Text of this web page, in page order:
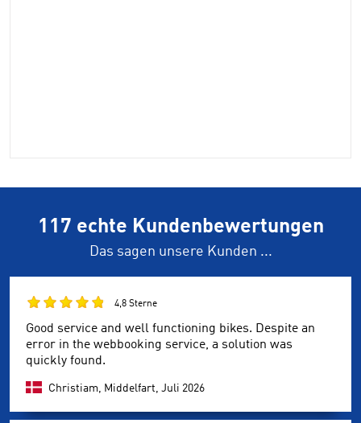
117 echte Kundenbewertungen
Das sagen unsere Kunden ...
4,8 Sterne
Good service and well functioning bikes. Despite an
error in the webbooking service, a solution was
quickly found.
Christiam, Middelfart, Juli 2026